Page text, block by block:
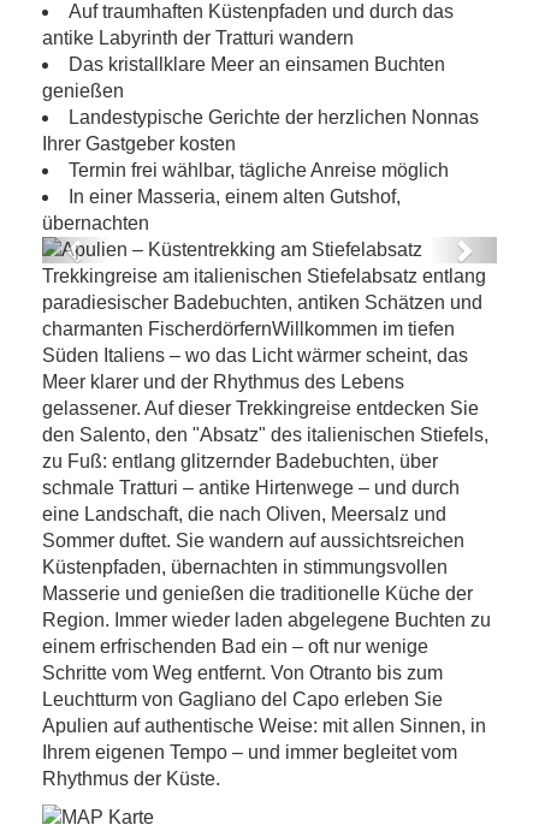
Auf traumhaften Küstenpfaden und durch das
antike Labyrinth der Tratturi wandern
Das kristallklare Meer an einsamen Buchten
genießen
Landestypische Gerichte der herzlichen Nonnas
Ihrer Gastgeber kosten
Termin frei wählbar, tägliche Anreise möglich
In einer Masseria, einem alten Gutshof,
übernachten
Apulien – Küstentrekking am
Stiefelabsatz
Previous Next
Trekkingreise am italienischen Stiefelabsatz entlang
paradiesischer Badebuchten, antiken Schätzen und
charmanten FischerdörfernWillkommen im tiefen
Süden Italiens – wo das Licht wärmer scheint, das
Meer klarer und der Rhythmus des Lebens
gelassener. Auf dieser Trekkingreise entdecken Sie
den Salento, den "Absatz" des italienischen Stiefels,
zu Fuß: entlang glitzernder Badebuchten, über
schmale Tratturi – antike Hirtenwege – und durch
eine Landschaft, die nach Oliven, Meersalz und
Sommer duftet. Sie wandern auf aussichtsreichen
Küstenpfaden, übernachten in stimmungsvollen
Masserie und genießen die traditionelle Küche der
Region. Immer wieder laden abgelegene Buchten zu
einem erfrischenden Bad ein – oft nur wenige
Schritte vom Weg entfernt. Von Otranto bis zum
Leuchtturm von Gagliano del Capo erleben Sie
Apulien auf authentische Weise: mit allen Sinnen, in
Ihrem eigenen Tempo – und immer begleitet vom
Rhythmus der Küste.